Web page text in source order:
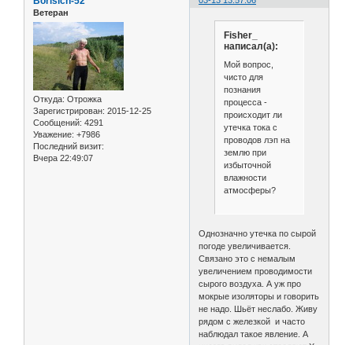
Ветеран
Откуда: Отрожка
Зарегистрирован: 2015-12-25
Сообщений: 4291
Уважение: +7986
Последний визит:
Вчера 22:49:07
Fisher_
написал(а):
Мой вопрос,
чисто для
познания
процесса -
происходит ли
утечка тока с
проводов лэп на
землю при
избыточной
влажности
атмосферы?
Однозначно утечка по сырой
погоде увеличивается.
Связано это с немалым
увеличением проводимости
сырого воздуха. А уж про
мокрые изоляторы и говорить
не надо. Шьёт неслабо. Живу
рядом с железкой и часто
наблюдал такое явление. А